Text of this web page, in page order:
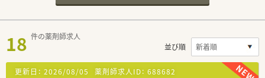
18 件の薬剤師求人
並び順
更新日： 2026/08/05 薬剤師求人ID： 688682